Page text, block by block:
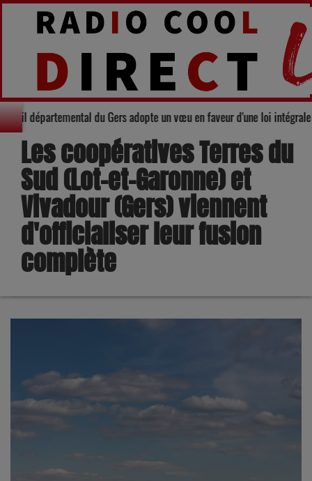
: Le Conseil départemental du Gers adopte un vœu en faveur d'une
Les coopératives Terres du
Sud (Lot-et-Garonne) et
Vivadour (Gers) viennent
d'officialiser leur fusion
complète